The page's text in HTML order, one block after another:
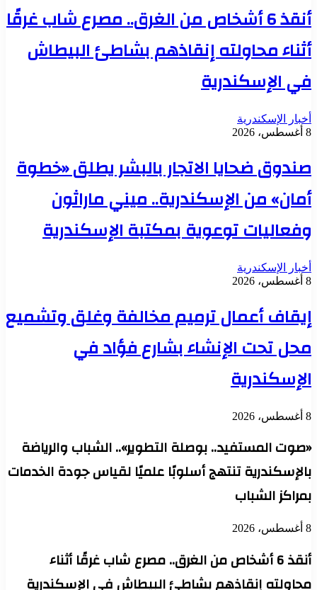
أنقذ 6 أشخاص من الغرق.. مصرع شاب غرقًا
أثناء محاولته إنقاذهم بشاطئ البيطاش
في الإسكندرية
أخبار الإسكندرية
8 أغسطس، 2026
صندوق ضحايا الاتجار بالبشر يطلق «خطوة
أمان» من الإسكندرية.. ميني ماراثون
وفعاليات توعوية بمكتبة الإسكندرية
أخبار الإسكندرية
8 أغسطس، 2026
إيقاف أعمال ترميم مخالفة وغلق وتشميع
محل تحت الإنشاء بشارع فؤاد في
الإسكندرية
8 أغسطس، 2026
«صوت المستفيد.. بوصلة التطوير».. الشباب والرياضة
بالإسكندرية تنتهج أسلوبًا علميًا لقياس جودة الخدمات
بمراكز الشباب
8 أغسطس، 2026
أنقذ 6 أشخاص من الغرق.. مصرع شاب غرقًا أثناء
محاولته إنقاذهم بشاطئ البيطاش في الإسكندرية